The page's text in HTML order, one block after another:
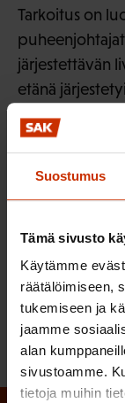
Suostumus
Tämä sivusto
Käytämme
räätälöimiseen,
tukemiseen ja
jaamme
alan
sivustoamme.
tietoja muihin
Tarkoitus on
järjestettävän
etänä
juuri tällaista.
Sini Saaritsa
Embedded
LÖYDÄ LISÄÄ
AMMATILLINEN